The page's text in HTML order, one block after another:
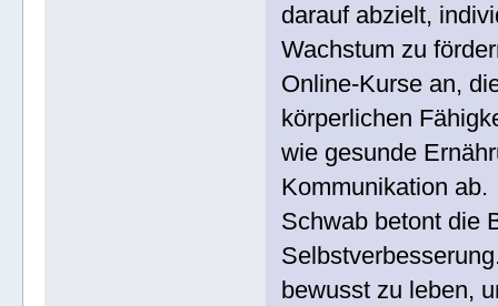
darauf abzielt,
Wachstum zu
Online-Kurse an,
körperlichen
wie gesunde
Kommunikation ab.
Schwab betont die
bewusst zu leben,